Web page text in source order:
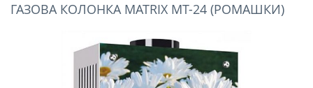
ГАЗОВА КОЛОНКА MATRIX МТ-24 (РОМАШКИ)